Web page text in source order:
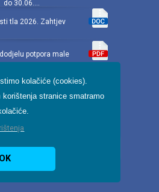
kolačiće (cookies).
stranice smatramo
OK
do 30.06....
tla 2026. Zahtjev
potpora male
ugovora u 2025.
vrijeme